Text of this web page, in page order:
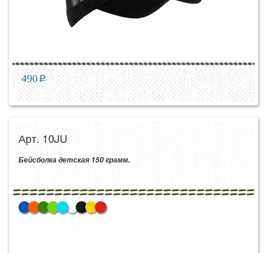
490p
Арт. 10JU
Бейсболка детская 150 грамм.